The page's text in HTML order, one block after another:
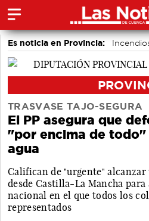
Es noticia en Provincia:
Medio Ambiente
TRASVASE TAJO-SEGURA
El PP asegura que
"por encima de todo"
agua
Califican de "urgente"
desde Castilla-La Mancha
nacional en el que todos los
representados